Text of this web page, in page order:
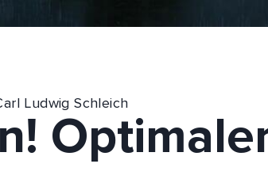
Ludwig Schleich